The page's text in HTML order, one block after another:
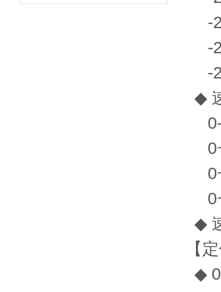
-
-
-
◆
0-
◆
【
◆